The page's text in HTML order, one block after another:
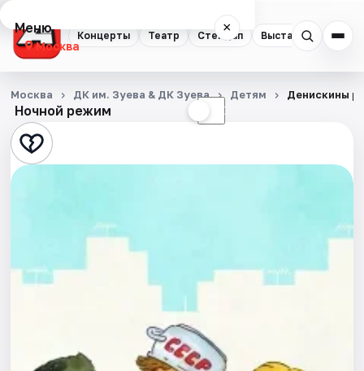
Концерты Театр Стендап Выставки
Меню ×
Москва
Концерты
Театр
Стендап
Экскурсии
Ночной режим ☾
Москва ДК им. Зуева & ДК Зуева Детям Денискины